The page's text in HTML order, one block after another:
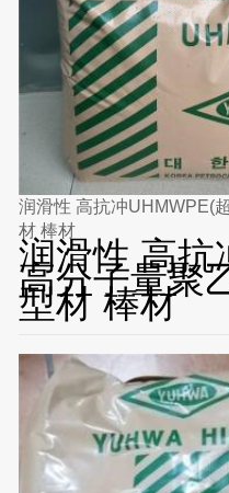
润滑性 高抗冲UHMWPE(
材 棒材
润滑性 高抗
高分子量聚
型材 棒材